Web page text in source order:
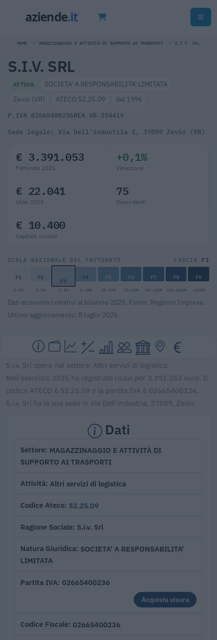
HOME MAGAZZINAGGIO E ATTIVITÀ DI SUPPORTO AI TRASPORTI S.I.V. SRL
S.I.V. SRL
ATTIVA
SOCIETA' A RESPONSABILITA' LIMITATA
Zevio (VR)
ATECO 52.25.09 dal 1996
P.IVA 02665400236REA VR-254419
Sede legale: Via Dell'industria 1, 37059 Zevio (VR)
€ 3.391.053
Fatturato 2025
+0,1%
Variazione
€ 22.041
Utile 2025
75
Dipendenti
€ 10.400
Capitale sociale
SCALA NAZIONALE DEL FATTURATO FASCIA F3
F1 F2 F3 F4 F5 F6 F7 F8 F9
0-1M 1-2M 2-5M 5-10M 10-25M 25-50M 50-100M 100-500M >500M
Dati economici relativi al bilancio 2025. Fonte: Registro Imprese.
Ultimo aggiornamento: 8 luglio 2026.
S.i.v. Srl opera nel settore: Altri servizi di logistica.
Nell'esercizio 2025 ha registrato ricavi per 3.391.053 euro. Il
codice ATECO è 52.25.09 e la partita IVA è 02665400236.
S.i.v. Srl ha la sua sede in Via Dell'industria, 37059, Zevio.
Dati
Settore MAGAZZINAGGIO E ATTIVITÀ DI
SUPPORTO AI TRASPORTI
Attività Altri servizi di logistica
Codice Ateco 52.25.09
Ragione Sociale S.i.v. Srl
Natura Giuridica SOCIETA' A RESPONSABILITA'
LIMITATA
Partita IVA 02665400236
Acquista visura
Codice Fiscale 02665400236